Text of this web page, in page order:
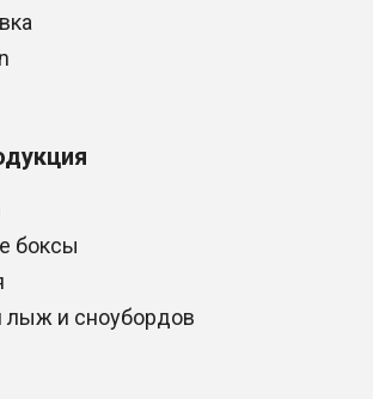
боксы
лыж и сноубордов